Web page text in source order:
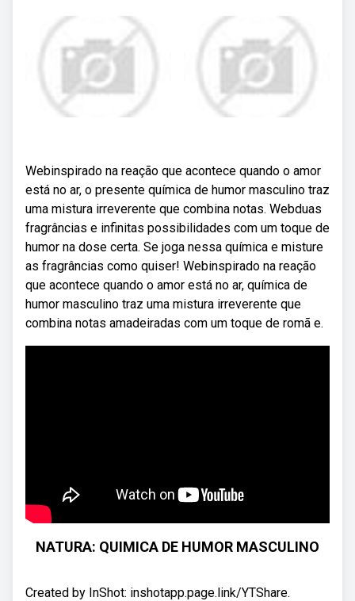
Webinspirado na reação que acontece quando o amor
está no ar, o presente química de humor masculino traz
uma mistura irreverente que combina notas. Webduas
fragrâncias e infinitas possibilidades com um toque de
humor na dose certa. Se joga nessa química e misture
as fragrâncias como quiser! Webinspirado na reação
que acontece quando o amor está no ar, química de
humor masculino traz uma mistura irreverente que
combina notas amadeiradas com um toque de romã e.
NATURA: QUIMICA DE HUMOR MASCULINO
Created by InShot: inshotapp.page.link/YTShare.